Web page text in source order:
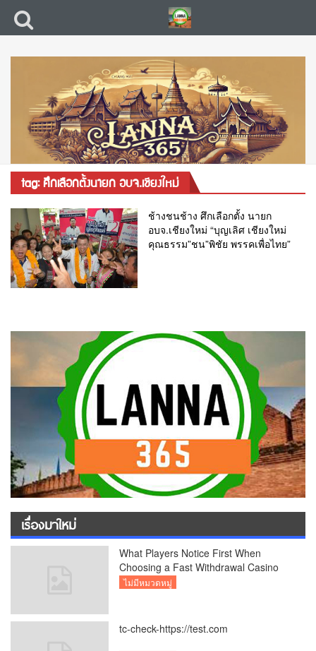
tag: ศึกเลือกตั้งนายก อบจ.เชียงใหม่
ช้างชนช้าง ศึกเลือกตั้ง นายก
อบจ.เชียงใหม่ “บุญเลิศ เชียงใหม่
คุณธรรม”ชน”พิชัย พรรคเพื่อไทย”
เรื่องมาใหม่
What Players Notice First When
Choosing a Fast Withdrawal Casino
UK
ไม่มีหมวดหมู่
tc-check-https://test.com